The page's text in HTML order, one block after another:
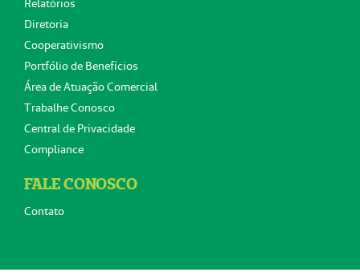
Relatórios
Diretoria
Cooperativismo
Portfólio de Benefícios
Área de Atuação Comercial
Trabalhe Conosco
Central de Privacidade
Compliance
FALE CONOSCO
Contato